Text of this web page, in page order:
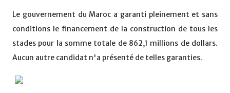
Le gouvernement du Maroc a garanti pleinement et sans
conditions le financement de la construction de tous les
stades pour la somme totale de 862,1 millions de dollars.
Aucun autre candidat n'a présenté de telles garanties.